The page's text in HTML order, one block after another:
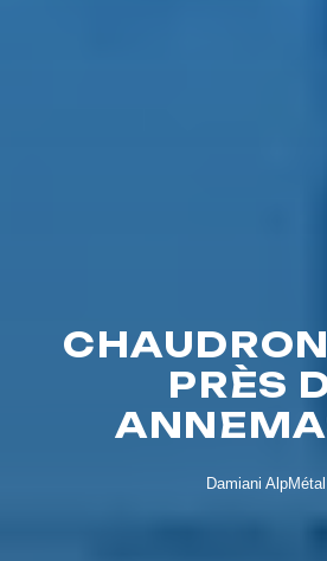
PRÈS
Damiani AlpMétal